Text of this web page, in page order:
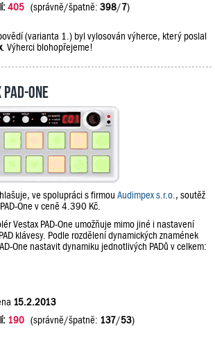
405 (správně/špatně: 398/7)
(varianta 1.) byl vylosován výherce, který poslal
. Výherci blohopřejeme!
One
ve spolupráci s firmou Audimpex s.r.o. , soutěž
One v ceně 4.390 Kč.
Vestax PAD-One umožňuje mimo jiné i nastavení
klávesy. Podle rozdělení dynamických znamének
One nastavit dynamiku jednotlivých PADů v celkem:
15.2.2013
190 (správně/špatně: 137/53)